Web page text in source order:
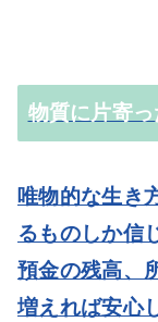
物質に片寄
唯物的な生き
るものしか信
預金の残高、
増えれば安心